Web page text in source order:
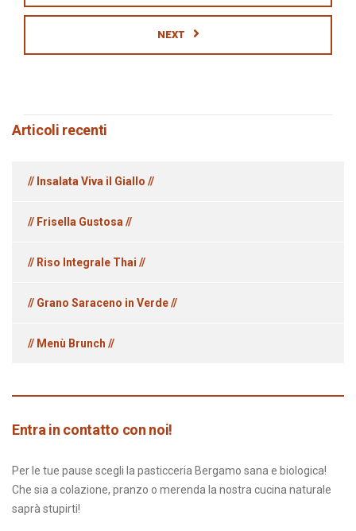
NEXT
Articoli recenti
// Insalata Viva il Giallo //
// Frisella Gustosa //
// Riso Integrale Thai //
// Grano Saraceno in Verde //
// Menù Brunch //
Entra in contatto con noi!
Per le tue pause scegli la pasticceria Bergamo sana e biologica!
Che sia a colazione, pranzo o merenda la nostra cucina naturale
saprà stupirti!